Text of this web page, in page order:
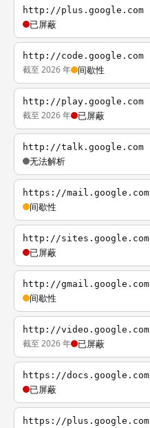
http://plus.google.com
已屏蔽
http://code.google.com
截至 2026 年 间歇性
http://play.google.com
截至 2026 年 已屏蔽
http://talk.google.com
无法解析
https://mail.google.com
间歇性
http://sites.google.com
已屏蔽
http://gmail.google.com
间歇性
http://video.google.com
截至 2026 年 已屏蔽
https://docs.google.com
已屏蔽
https://plus.google.com